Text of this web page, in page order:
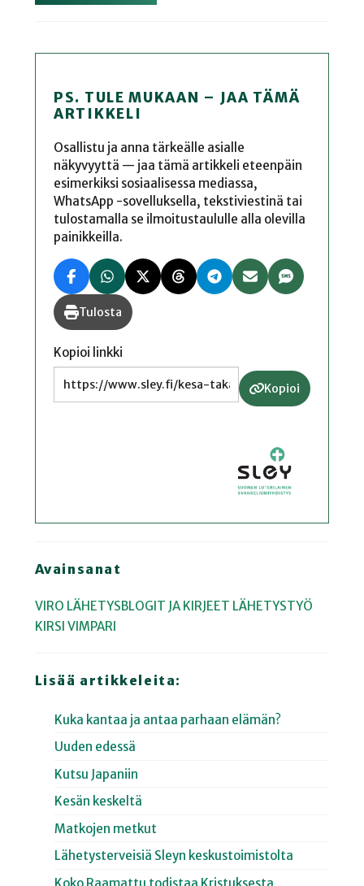
PS. TULE MUKAAN – JAA TÄMÄ
ARTIKKELI
Osallistu ja anna tärkeälle asialle
näkyvyyttä — jaa tämä artikkeli eteenpäin
esimerkiksi sosiaalisessa mediassa,
WhatsApp -sovelluksella, tekstiviestinä tai
tulostamalla se ilmoitustaululle alla olevilla
painikkeilla.
Tulosta
Kopioi linkki
Kopioi
Avainsanat
VIRO LÄHETYSBLOGIT JA KIRJEET LÄHETYSTYÖ
KIRSI VIMPARI
Lisää artikkeleita:
Kuka kantaa ja antaa parhaan elämän?
Uuden edessä
Kutsu Japaniin
Kesän keskeltä
Matkojen metkut
Lähetysterveisiä Sleyn keskustoimistolta
Koko Raamattu todistaa Kristuksesta